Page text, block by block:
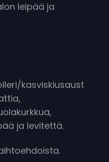
leipää ja
kasviskiusaust
ja levitettä.